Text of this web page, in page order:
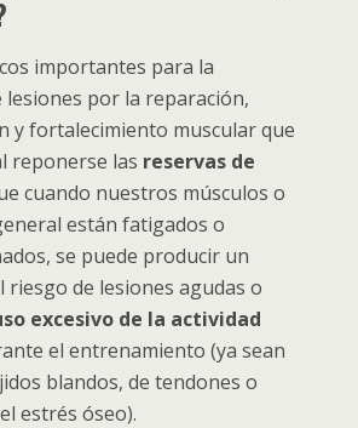
importantes para la
lesiones por la reparación,
y fortalecimiento muscular que
reponerse las reservas de
cuando nuestros músculos o
están fatigados o
se puede producir un
riesgo de lesiones agudas o
excesivo de la actividad
el entrenamiento (ya sean
blandos, de tendones o
estrés óseo).